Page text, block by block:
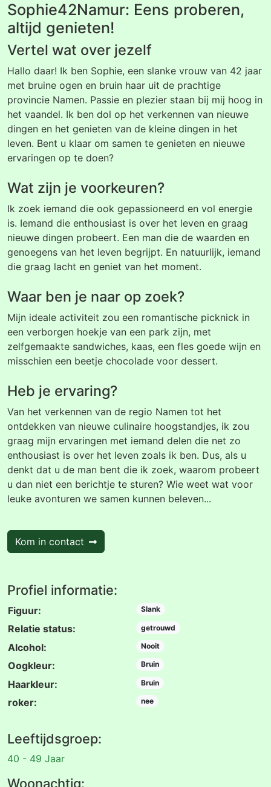
Sophie42Namur: Eens proberen,
altijd genieten!
Vertel wat over jezelf
Hallo daar! Ik ben Sophie, een slanke vrouw van 42 jaar
met bruine ogen en bruin haar uit de prachtige
provincie Namen. Passie en plezier staan bij mij hoog in
het vaandel. Ik ben dol op het verkennen van nieuwe
dingen en het genieten van de kleine dingen in het
leven. Bent u klaar om samen te genieten en nieuwe
ervaringen op te doen?
Wat zijn je voorkeuren?
Ik zoek iemand die ook gepassioneerd en vol energie
is. Iemand die enthousiast is over het leven en graag
nieuwe dingen probeert. Een man die de waarden en
genoegens van het leven begrijpt. En natuurlijk, iemand
die graag lacht en geniet van het moment.
Waar ben je naar op zoek?
Mijn ideale activiteit zou een romantische picknick in
een verborgen hoekje van een park zijn, met
zelfgemaakte sandwiches, kaas, een fles goede wijn en
misschien een beetje chocolade voor dessert.
Heb je ervaring?
Van het verkennen van de regio Namen tot het
ontdekken van nieuwe culinaire hoogstandjes, ik zou
graag mijn ervaringen met iemand delen die net zo
enthousiast is over het leven zoals ik ben. Dus, als u
denkt dat u de man bent die ik zoek, waarom probeert
u dan niet een berichtje te sturen? Wie weet wat voor
leuke avonturen we samen kunnen beleven...
Kom in contact
Profiel informatie:
Figuur: Slank
Relatie status: getrouwd
Alcohol: Nooit
Oogkleur: Bruin
Haarkleur: Bruin
roker: nee
Leeftijdsgroep:
40 - 49 Jaar
Woonachtig: